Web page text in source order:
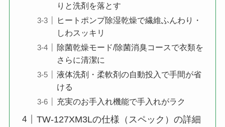
りと洗剤を落とす
ヒートポンプ除湿乾燥で繊維ふんわり・
しわスッキリ
除菌乾燥モード/除菌消臭コースで衣類を
さらに清潔に
液体洗剤・柔軟剤の自動投入で手間が省
ける
充実のお手入れ機能で手入れがラク
TW-127XM3Lの仕様（スペック）の詳細